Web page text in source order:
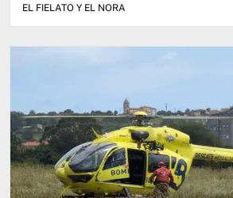
EL FIELATO Y EL NORA